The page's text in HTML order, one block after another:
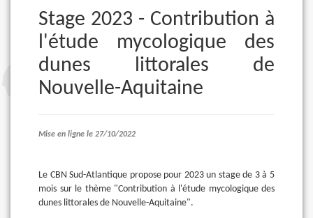
Stage 2023 - Contribution à
l'étude mycologique des
dunes littorales de
Nouvelle-Aquitaine
Mise en ligne le 27/10/2022
Le CBN Sud-Atlantique propose pour 2023 un stage de 3 à 5
mois sur le thème "Contribution à l'étude mycologique des
dunes littorales de Nouvelle-Aquitaine".